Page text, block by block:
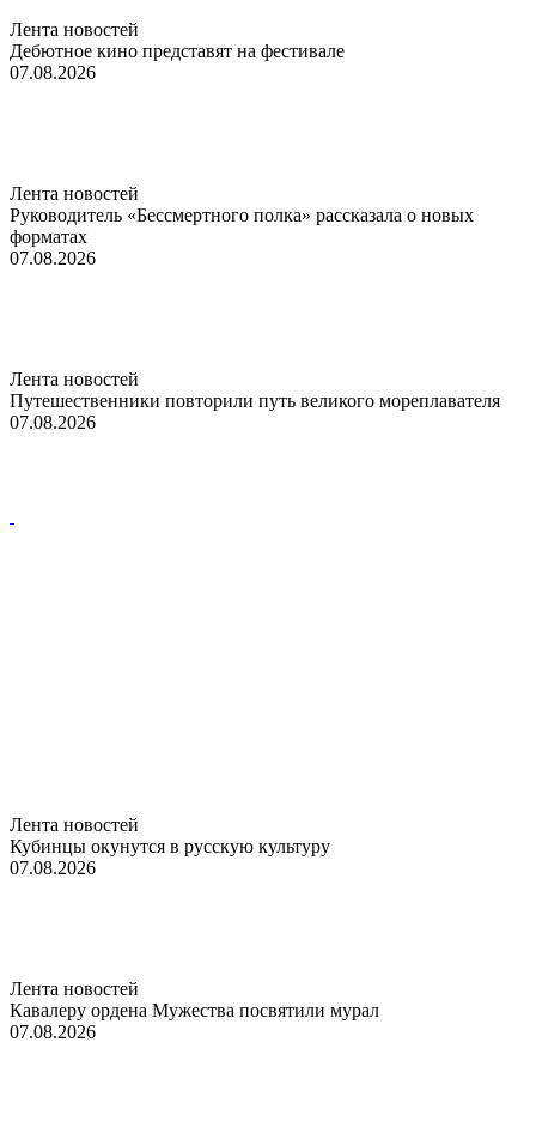
Лента новостей
Дебютное кино представят на фестивале
07.08.2026
Лента новостей
Руководитель «Бессмертного полка» рассказала о новых
форматах
07.08.2026
Лента новостей
Путешественники повторили путь великого мореплавателя
07.08.2026
Лента новостей
Кубинцы окунутся в русскую культуру
07.08.2026
Лента новостей
Кавалеру ордена Мужества посвятили мурал
07.08.2026